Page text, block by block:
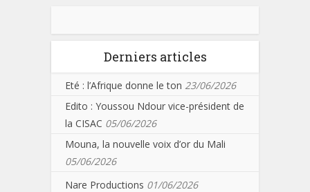
Derniers articles
Eté : l’Afrique donne le ton 23/06/2026
Edito : Youssou Ndour vice-président de
la CISAC 05/06/2026
Mouna, la nouvelle voix d’or du Mali
05/06/2026
Nare Productions 01/06/2026